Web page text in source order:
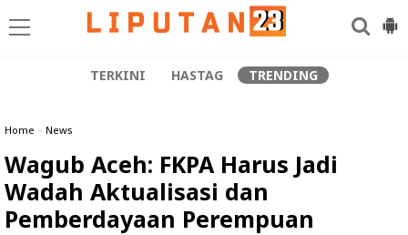
TERKINI HASTAG TRENDING
Home » News
Wagub Aceh: FKPA Harus Jadi
Wadah Aktualisasi dan
Pemberdayaan Perempuan